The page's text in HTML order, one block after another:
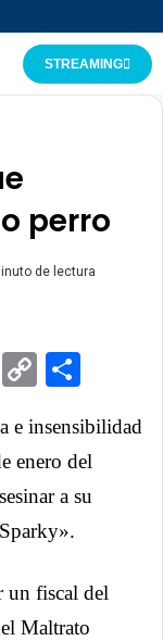
STREAMING
perro
de lectura
Copy
e insensibilidad
enero del
a su
un fiscal del
Maltrato